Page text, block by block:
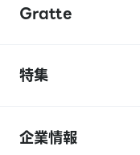
Gratte
特集
企業情報